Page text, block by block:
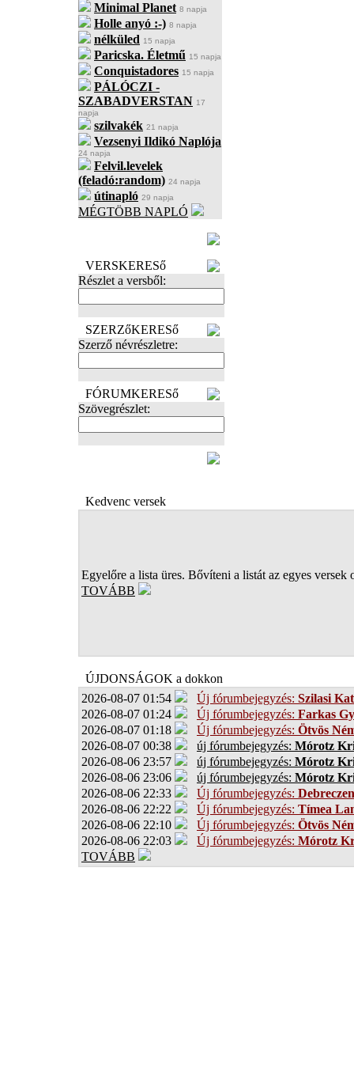
Minimal Planet 8 napja
Holle anyó :-) 8 napja
nélküled 15 napja
Paricska. Életmű 15 napja
Conquistadores 15 napja
PÁLÓCZI -
SZABADVERSTAN 17
napja
szilvakék 21 napja
Vezsenyi Ildikó Naplója
24 napja
Felvil.levelek
(feladó:random) 24 napja
útinapló 29 napja
MÉGTÖBB NAPLÓ
VERSKERESő
Részlet a versből:
SZERZőKERESő
Szerző névrészletre:
FÓRUMKERESő
Szövegrészlet:
Kedvenc versek
Egyelőre a lista üres. Bővíteni a listát az egyes versek
TOVÁBB
ÚJDONSÁGOK a dokkon
2026-08-07 01:54
Új fórumbejegyzés: Szilasi
2026-08-07 01:24
Új fórumbejegyzés: Farkas
2026-08-07 01:18
Új fórumbejegyzés: Ötvös
2026-08-07 00:38
új fórumbejegyzés: Mórotz
2026-08-06 23:57
új fórumbejegyzés: Mórotz
2026-08-06 23:06
új fórumbejegyzés: Mórotz
2026-08-06 22:33
Új fórumbejegyzés:
2026-08-06 22:22
Új fórumbejegyzés: Tímea
2026-08-06 22:10
Új fórumbejegyzés: Ötvös
2026-08-06 22:03
Új fórumbejegyzés: Mórotz
TOVÁBB